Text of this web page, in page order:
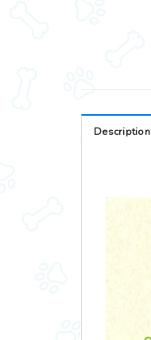
Description